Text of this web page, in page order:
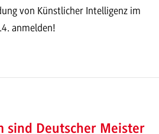
von Künstlicher Intelligenz im
anmelden!
sind Deutscher Meister